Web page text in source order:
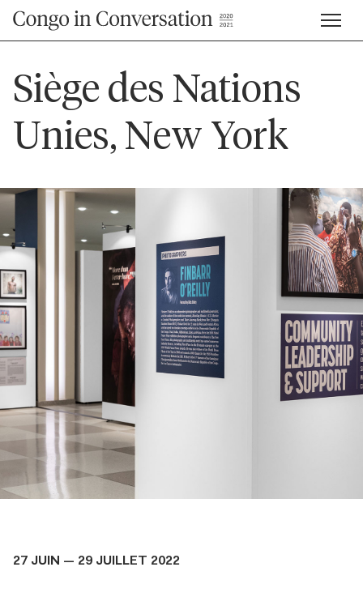
Siège des Nations
Unies, New York
27 JUIN — 29 JUILLET 2022